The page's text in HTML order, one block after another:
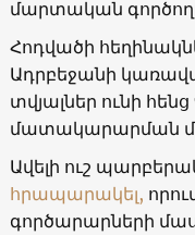
մարտական
Հոդվածի
Ադրբեջանի
տվյալներ ունի
մատակարարման
Ավելի ուշ
հրապարակել,
գործարարների